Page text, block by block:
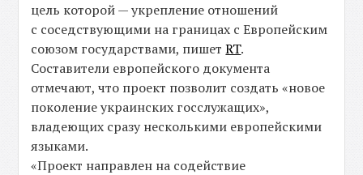
цель которой — укрепление отношений
с соседствующими на границах с Европейским
союзом государствами, пишетRT.
Составители европейского документа
отмечают, что проект позволит создать «новое
поколение украинских госслужащих»,
владеющих сразу несколькими европейскими
языками.
«Проект направлен на содействие